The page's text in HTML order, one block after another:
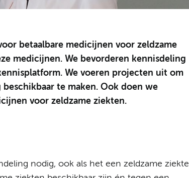
betaalbare medicijnen voor zeldzame
medicijnen. We bevorderen kennisdeling
We voeren projecten uit om
te maken. Ook doen we
voor zeldzame ziekten.
nodig, ook als het een zeldzame ziekte